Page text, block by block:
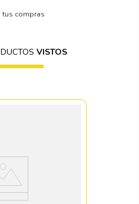
tus compras
VISTOS